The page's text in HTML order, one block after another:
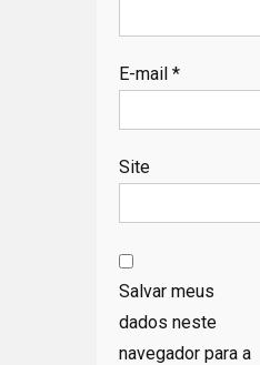
E-mail *
Site
Salvar meus
dados neste
navegador para a